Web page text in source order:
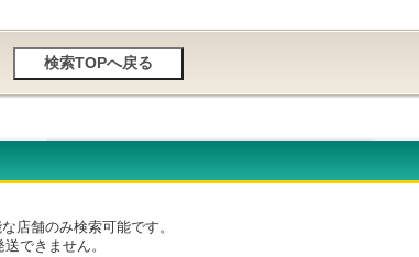
店舗のみ検索可能です。
できません。